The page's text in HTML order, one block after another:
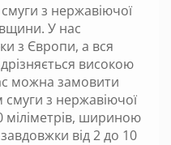
з нержавіючої
У нас
з Європи, а вся
високою
можна замовити
з нержавіючої
міліметрів, шириною
від 2 до 10